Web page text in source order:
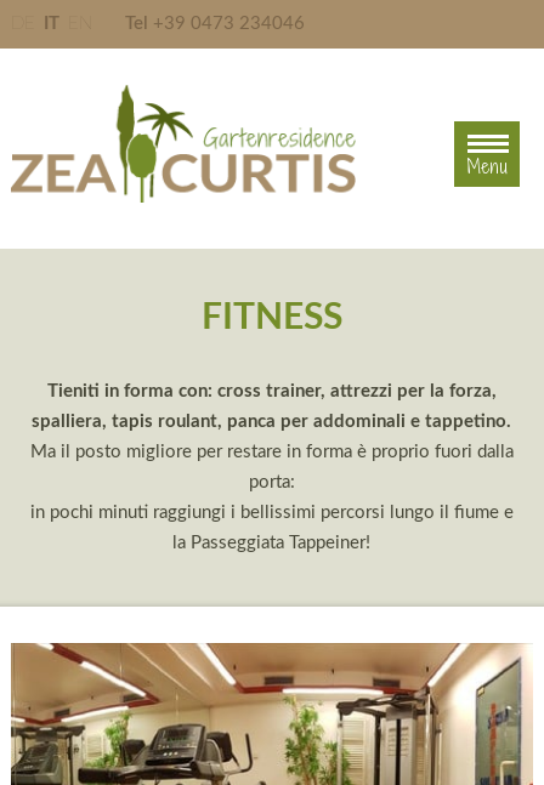
Tel +39 0473 234046
Menu
FITNESS
Tieniti in forma con: cross trainer, attrezzi per la forza,
spalliera, tapis roulant, panca per addominali e tappetino.
Ma il posto migliore per restare in forma è proprio fuori dalla
porta:
in pochi minuti raggiungi i bellissimi percorsi lungo il fiume e
la Passeggiata Tappeiner!
Menu